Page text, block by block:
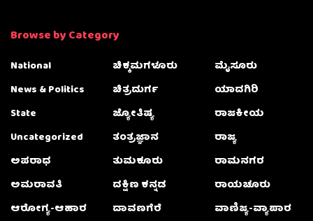
Browse by Category
National
News & Politics
State
Uncategorized
ಅಪರಾಧ
ಅಮರಾವತಿ
ಆರೋಗ್ಯ-ಆಹಾರ
ಚಿಕ್ಕಮಗಳೂರು
ಚಿತ್ರದುರ್ಗ
ಜ್ಯೋತಿಷ್ಯ
ತಂತ್ರಜ್ಞಾನ
ತುಮಕೂರು
ದಕ್ಷಿಣ ಕನ್ನಡ
ದಾವಣಗೆರೆ
ಮೈಸೂರು
ಯಾದಗಿರಿ
ರಾಜಕೀಯ
ರಾಜ್ಯ
ರಾಮನಗರ
ರಾಯಚೂರು
ವಾಣಿಜ್ಯ-ವ್ಯಾಪಾರ